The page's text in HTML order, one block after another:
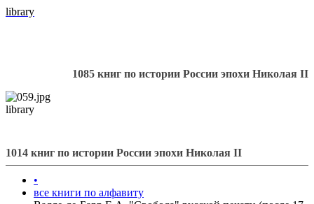
library
1085 книг по истории России эпохи Николая II
library
1014 книг по истории России эпохи Николая II
•
все книги по алфавиту